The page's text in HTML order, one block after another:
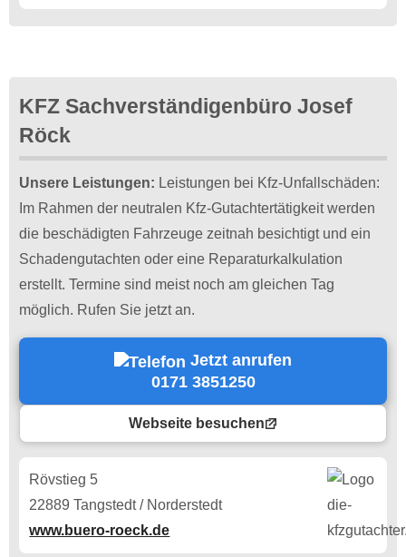
KFZ Sachverständigenbüro Josef
Röck
Unsere Leistungen: Leistungen bei Kfz-Unfallschäden:
Im Rahmen der neutralen Kfz-Gutachtertätigkeit werden
die beschädigten Fahrzeuge zeitnah besichtigt und ein
Schadengutachten oder eine Reparaturkalkulation
erstellt. Termine sind meist noch am gleichen Tag
möglich. Rufen Sie jetzt an.
Jetzt anrufen
0171 3851250
Webseite besuchen
Rövstieg 5
22889 Tangstedt / Norderstedt
www.buero-roeck.de